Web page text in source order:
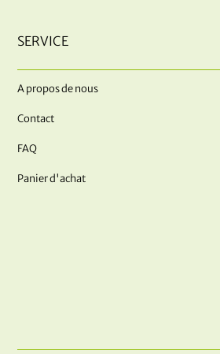
SERVICE
A propos de nous
Contact
FAQ
Panier d'achat